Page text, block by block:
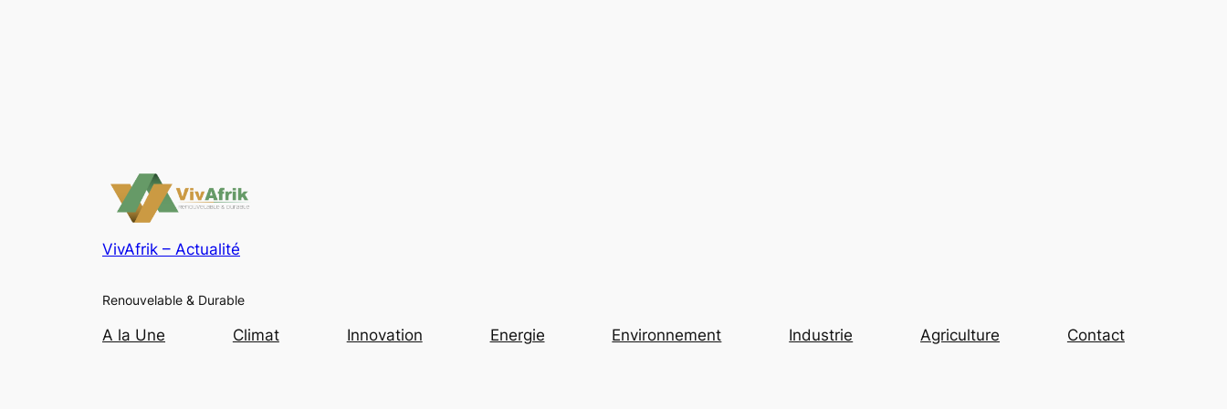
VivAfrik – Actualité
Renouvelable & Durable
A la Une Climat Innovation Energie Environnement Industrie Agriculture Contact